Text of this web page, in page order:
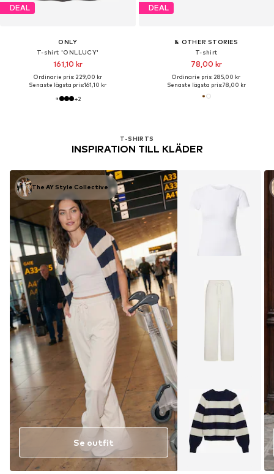
DEAL
ONLY
T-shirt 'ONLLUCY'
161,10 kr
Ordinarie pris: 229,00 kr
Senaste lägsta pris:161,10 kr
+2
DEAL
& OTHER STORIES
T-shirt
78,00 kr
Ordinarie pris: 285,00 kr
Senaste lägsta pris:78,00 kr
T-SHIRTS
INSPIRATION TILL KLÄDER
The AY Style Collective
Se outfit